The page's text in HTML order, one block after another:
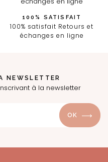
100% SATISFAIT
100% satisfait Retours et
échanges en ligne
NEWSLETTER
à la newsletter
OK